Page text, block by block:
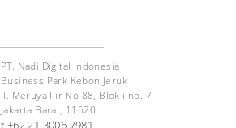
PT. Nadi Digital Indonesia
Business Park Kebon Jeruk
Jl. Meruya Ilir No 88, Blok i no. 7
Jakarta Barat, 11620
t +62 21 3006 7981